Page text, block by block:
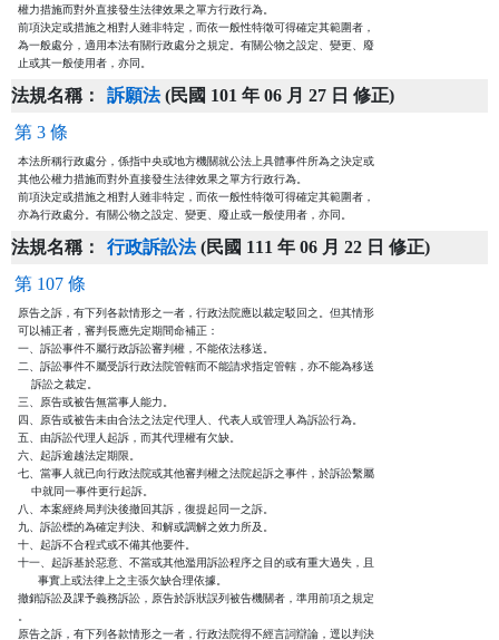
權力措施而對外直接發生法律效果之單方行政行為。
前項決定或措施之相對人雖非特定，而依一般性特徵可得確定其範圍者，
為一般處分，適用本法有關行政處分之規定。有關公物之設定、變更、廢
止或其一般使用者，亦同。
法規名稱： 訴願法(民國 101 年 06 月 27 日 修正)
第 3 條
本法所稱行政處分，係指中央或地方機關就公法上具體事件所為之決定或
其他公權力措施而對外直接發生法律效果之單方行政行為。
前項決定或措施之相對人雖非特定，而依一般性特徵可得確定其範圍者，
亦為行政處分。有關公物之設定、變更、廢止或一般使用者，亦同。
法規名稱： 行政訴訟法(民國 111 年 06 月 22 日 修正)
第 107 條
原告之訴，有下列各款情形之一者，行政法院應以裁定駁回之。但其情形
可以補正者，審判長應先定期間命補正：
一、訴訟事件不屬行政訴訟審判權，不能依法移送。
二、訴訟事件不屬受訴行政法院管轄而不能請求指定管轄，亦不能為移送
    訴訟之裁定。
三、原告或被告無當事人能力。
四、原告或被告未由合法之法定代理人、代表人或管理人為訴訟行為。
五、由訴訟代理人起訴，而其代理權有欠缺。
六、起訴逾越法定期限。
七、當事人就已向行政法院或其他審判權之法院起訴之事件，於訴訟繫屬
    中就同一事件更行起訴。
八、本案經終局判決後撤回其訴，復提起同一之訴。
九、訴訟標的為確定判決、和解或調解之效力所及。
十、起訴不合程式或不備其他要件。
十一、起訴基於惡意、不當或其他濫用訴訟程序之目的或有重大過失，且
      事實上或法律上之主張欠缺合理依據。
撤銷訴訟及課予義務訴訟，原告於訴狀誤列被告機關者，準用前項之規定
。
原告之訴，有下列各款情形之一者，行政法院得不經言詞辯論，逕以判決